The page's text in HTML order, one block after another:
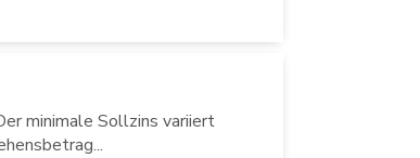
minimale Sollzins variiert